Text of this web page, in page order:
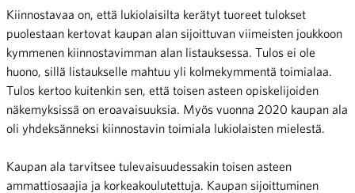
Kiinnostavaa on, että lukiolaisilta kerätyt tuoreet tulokset
puolestaan kertovat kaupan alan sijoittuvan viimeisten joukkoon
kymmenen kiinnostavimman alan listauksessa. Tulos ei ole
huono, sillä listaukselle mahtuu yli kolmekymmentä toimialaa.
Tulos kertoo kuitenkin sen, että toisen asteen opiskelijoiden
näkemyksissä on eroavaisuuksia. Myös vuonna 2020 kaupan ala
oli yhdeksänneksi kiinnostavin toimiala lukiolaisten mielestä.
Kaupan ala tarvitsee tulevaisuudessakin toisen asteen
ammattiosaajia ja korkeakoulutettuja. Kaupan sijoittuminen